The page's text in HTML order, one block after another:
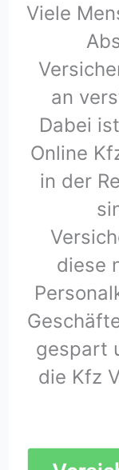
Viele
an
Dabei
Online
in der
diese
gespart
die Kfz